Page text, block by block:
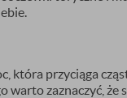
która przyciąga
warto zaznaczyć, że